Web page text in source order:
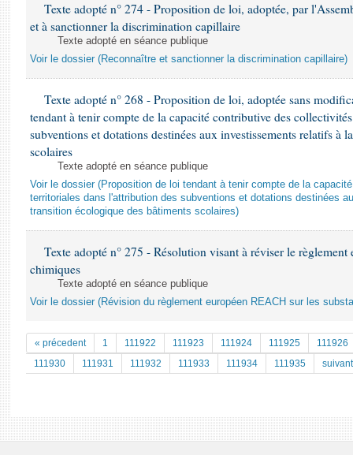
Texte adopté n° 274 - Proposition de loi, adoptée, par
et à sanctionner la discrimination capillaire
Texte adopté en séance publique
Voir le dossier (Reconnaître et sanctionner la discrimination capillaire)
Texte adopté n° 268 - Proposition de loi, adoptée sans
tendant à tenir compte de la capacité contributive des
subventions et dotations destinées aux investissements relatifs à
scolaires
Texte adopté en séance publique
Voir le dossier (Proposition de loi tendant à tenir compte de la
territoriales dans l'attribution des subventions et dotations destinées
transition écologique des bâtiments scolaires)
Texte adopté n° 275 - Résolution visant à réviser le règlement
chimiques
Texte adopté en séance publique
Voir le dossier (Révision du règlement européen REACH sur les
« précedent 1 111922 111923 111924 111925
111926
111930
111931 111932 111933 111934 111935